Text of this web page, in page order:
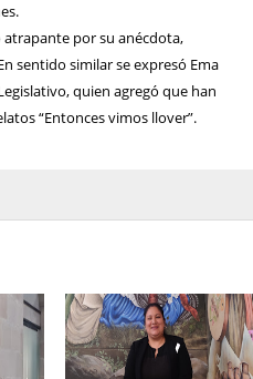
atrapante por su anécdota,
sentido similar se expresó Ema
quien agregó que han
“Entonces vimos llover”.